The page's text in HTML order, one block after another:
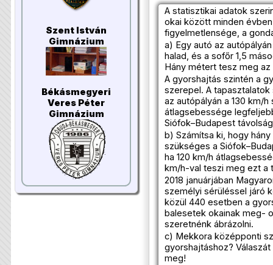
Szent István
Gimnázium
Békásmegyeri
Veres Péter
Gimnázium
A statisztikai adatok
okai között minden
figyelmetlensége, a
a) Egy autó az
halad, és a sofőr 1,5
Hány métert tesz meg
A gyorshajtás szintén a
szerepel. A
az autópályán a 130 km/
átlagsebessége
Siófok–Budapest
b) Számítsa ki, hogy
szükséges a
ha 120 km/h
km/h-val teszi meg ezt a
2018 januárjában
személyi sérüléssel járó
közül 440 esetben a
balesetek okainak meg-
szeretnénk ábrázolni.
c) Mekkora középponti
gyorshajtáshoz?
meg!